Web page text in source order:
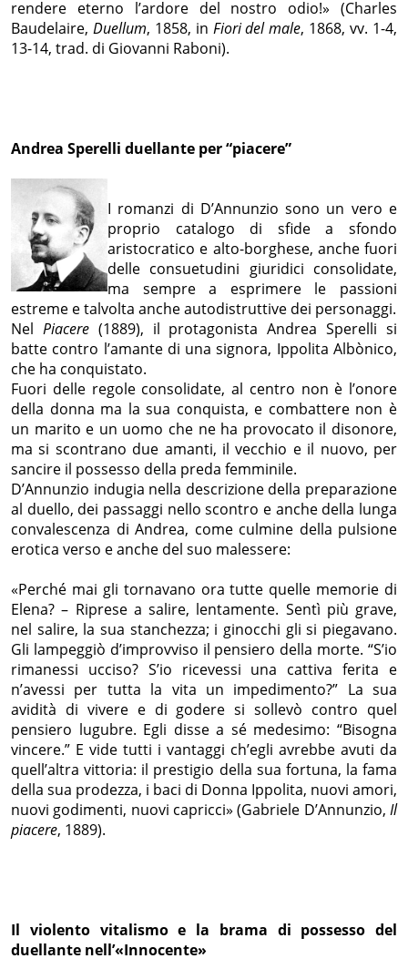
rendere eterno l’ardore del nostro odio!» (Charles
Baudelaire, Duellum, 1858, in Fiori del male, 1868, vv. 1-4,
13-14, trad. di Giovanni Raboni).
Andrea Sperelli duellante per “piacere”
I romanzi di D’Annunzio sono un vero e
proprio catalogo di sfide a sfondo
aristocratico e alto-borghese, anche fuori
delle consuetudini giuridici consolidate,
ma sempre a esprimere le passioni
estreme e talvolta anche autodistruttive dei personaggi.
Nel Piacere(1889), il protagonista Andrea Sperelli si
batte contro l’amante di una signora, Ippolita Albònico,
che ha conquistato.
Fuori delle regole consolidate, al centro non è l’onore
della donna ma la sua conquista, e combattere non è
un marito e un uomo che ne ha provocato il disonore,
ma si scontrano due amanti, il vecchio e il nuovo, per
sancire il possesso della preda femminile.
D’Annunzio indugia nella descrizione della preparazione
al duello, dei passaggi nello scontro e anche della lunga
convalescenza di Andrea, come culmine della pulsione
erotica verso e anche del suo malessere:
«Perché mai gli tornavano ora tutte quelle memorie di
Elena? – Riprese a salire, lentamente. Sentì più grave,
nel salire, la sua stanchezza; i ginocchi gli si piegavano.
Gli lampeggiò d’improvviso il pensiero della morte. “S’io
rimanessi ucciso? S’io ricevessi una cattiva ferita e
n’avessi per tutta la vita un impedimento?” La sua
avidità di vivere e di godere si sollevò contro quel
pensiero lugubre. Egli disse a sé medesimo: “Bisogna
vincere.” E vide tutti i vantaggi ch’egli avrebbe avuti da
quell’altra vittoria: il prestigio della sua fortuna, la fama
della sua prodezza, i baci di Donna Ippolita, nuovi amori,
nuovi godimenti, nuovi capricci»(Gabriele D’Annunzio,Il
piacere, 1889).
Il violento vitalismo e la brama di possesso del
duellante nell’«Innocente»